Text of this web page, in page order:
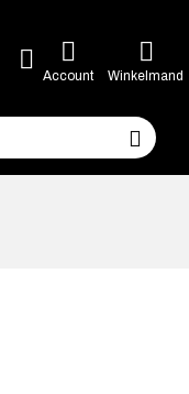
Account Winkelmand